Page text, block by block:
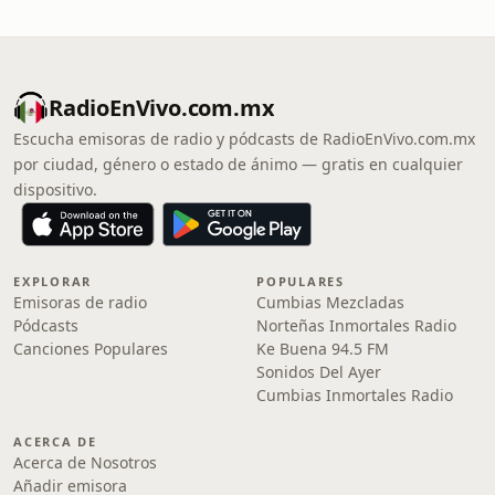
RadioEnVivo.com.mx
Escucha emisoras de radio y pódcasts de RadioEnVivo.com.mx
por ciudad, género o estado de ánimo — gratis en cualquier
dispositivo.
EXPLORAR
Emisoras de radio
Pódcasts
Canciones Populares
POPULARES
Cumbias Mezcladas
Norteñas Inmortales Radio
Ke Buena 94.5 FM
Sonidos Del Ayer
Cumbias Inmortales Radio
ACERCA DE
Acerca de Nosotros
Añadir emisora